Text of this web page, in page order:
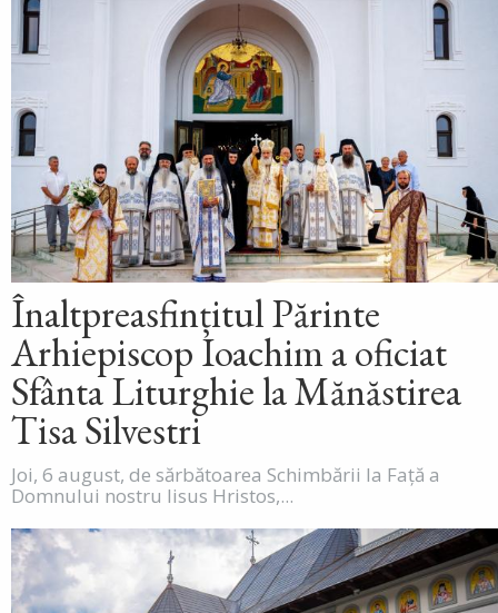
Înaltpreasfințitul Părinte
Arhiepiscop Ioachim a oficiat
Sfânta Liturghie la Mănăstirea
Tisa Silvestri
Joi, 6 august, de sărbătoarea Schimbării la Față a
Domnului nostru Iisus Hristos,...